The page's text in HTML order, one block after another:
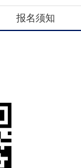
报名须知